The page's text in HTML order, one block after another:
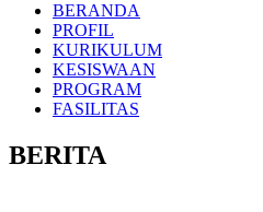
BERANDA
PROFIL
KURIKULUM
KESISWAAN
PROGRAM
FASILITAS
BERITA